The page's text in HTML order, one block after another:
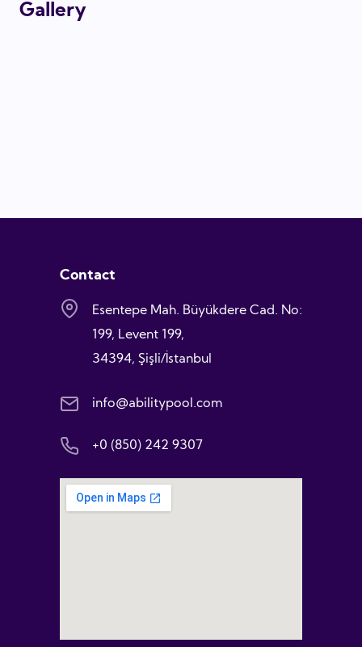
Gallery
Contact
Esentepe Mah. Büyükdere Cad. No:
199, Levent 199,
34394, Şişli/İstanbul
info@abilitypool.com
+0 (850) 242 9307